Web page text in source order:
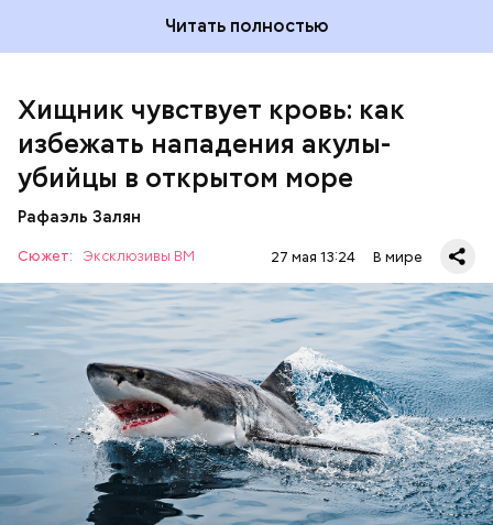
Читать полностью
Хищник чувствует кровь: как
избежать нападения акулы-
убийцы в открытом море
Рафаэль Залян
Сюжет: Эксклюзивы ВМ 27 мая 13:24 В мире
человека в открытом море или океане вполне
реальна. Следовательно, нужно делать все
возможное, чтобы не оказаться за бортом.